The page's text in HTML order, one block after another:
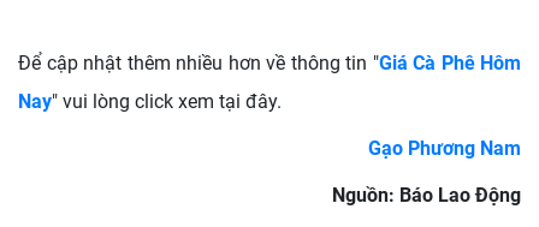
Để cập nhật thêm nhiều hơn về thông tin "Giá Cà Phê Hôm
Nay" vui lòng click xem tại đây.
Gạo Phương Nam
Nguồn: Báo Lao Động